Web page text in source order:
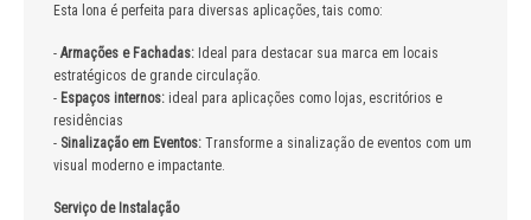
Esta lona é perfeita para diversas aplicações, tais como:
-Armações e Fachadas: Ideal para destacar sua marca em locais
estratégicos de grande circulação.
- Espaços internos: ideal para aplicações como lojas, escritórios e
residências
- Sinalização em Eventos: Transforme a sinalização de eventos com um
visual moderno e impactante.
Serviço de Instalação